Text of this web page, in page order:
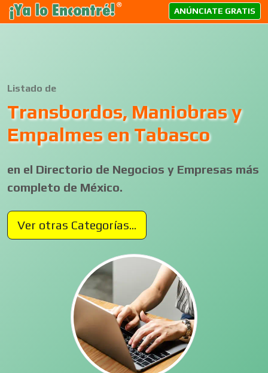
ANÚNCIATE GRATIS
Listado de
Transbordos, Maniobras y
Empalmes en Tabasco
en el Directorio de Negocios y Empresas más
completo de México.
Ver otras Categorías...